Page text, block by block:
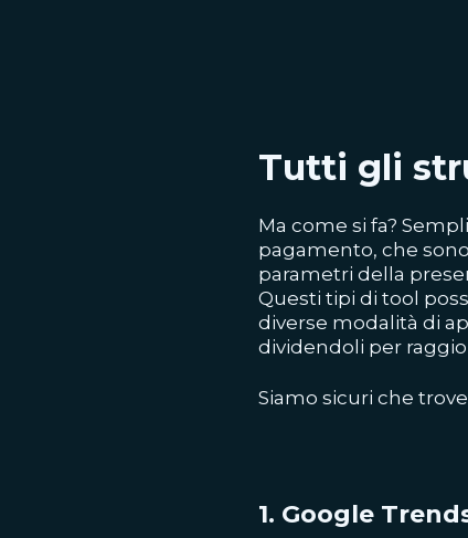
Tutti gli
Ma come si fa?
pagamento, che
parametri della
Questi tipi di tool
diverse modalità di
dividendoli per raggio
Siamo sicuri che
1. Google